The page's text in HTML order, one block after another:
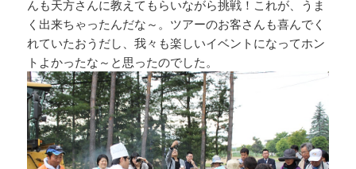
んも天方さんに教えてもらいながら挑戦！これが、うま
く出来ちゃったんだな～。ツアーのお客さんも喜んでく
れていたおうだし、我々も楽しいイベントになってホン
トよかったな～と思ったのでした。